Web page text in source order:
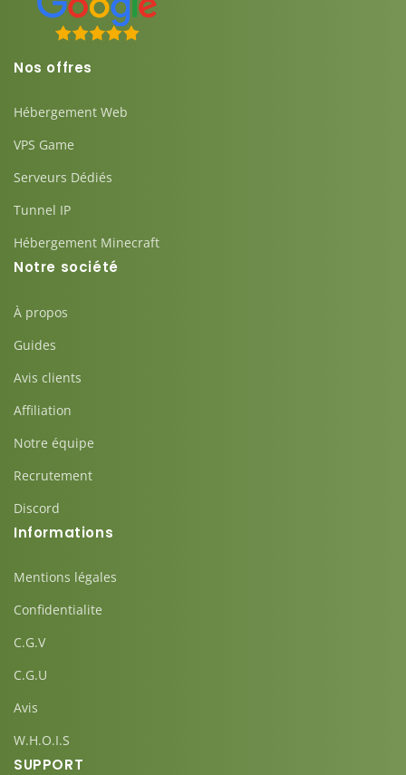
Nos offres
Hébergement Web
VPS Game
Serveurs Dédiés
Tunnel IP
Hébergement Minecraft
Notre société
À propos
Guides
Avis clients
Affiliation
Notre équipe
Recrutement
Discord
Informations
Mentions légales
Confidentialite
C.G.V
C.G.U
Avis
W.H.O.I.S
SUPPORT